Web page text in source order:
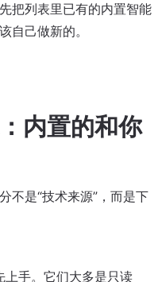
把列表里已有的内置智能
自己做新的。
内置的和你
不是“技术来源”，而是下
上手。它们大多是只读